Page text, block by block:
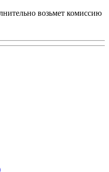
возьмет комиссию